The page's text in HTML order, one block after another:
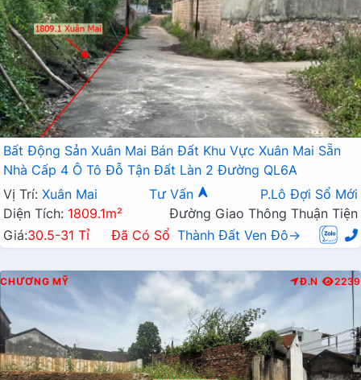
Bất Động Sản Xuân Mai Bán Đất Khu Vực Xuân Mai Sẵn
Nhà Cấp 4 Ô Tô Đỗ Tận Đất Làn 2 Đường QL6A
Vị Trí: Xuân Mai Tư Vấn
P.Lô Đợi Sổ Mới
Diện Tích: 1809.1m²
Đường Giao Thông Thuận Tiện
Giá:30.5-31 Tỉ Đã Có Sổ Thành Đất Ven Đô→
CHƯƠNG MỸ Đ.N 2239